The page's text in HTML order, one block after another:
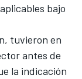
bajo
tuvieron en
antes de
la indicación